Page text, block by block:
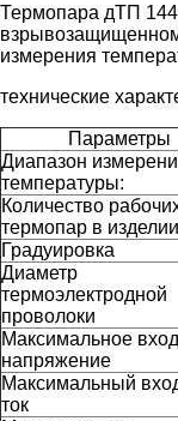
Термопара дТП
измерения
технические
Параметры
Диапазон
температуры:
Количество
термопар в изделии
Градуировка
Диаметр
термоэлектродной
проволоки
Максимальное
напряжение
Максимальный
ток